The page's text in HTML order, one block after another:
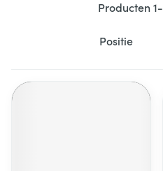
Producten1-
Sorteer op: